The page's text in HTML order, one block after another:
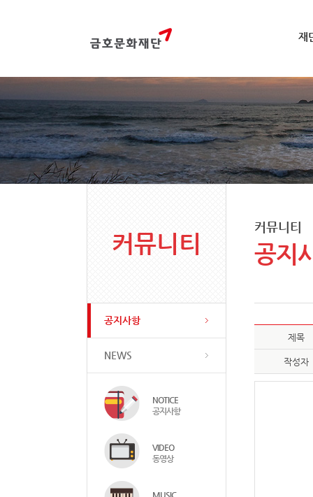
재
커뮤니티
공지사항
NEWS
NOTICE
공지사항
VIDEO
동영상
MUSIC
커뮤니티
공지
제목
작성자